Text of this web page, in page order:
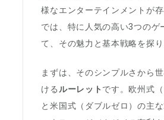
様なエンターテインメントが
では、特に人気の高い3つのゲ
て、その魅力と基本戦略を探り
まずは、そのシンプルさから
けるルーレット です。欧州式
と米国式（ダブルゼロ）の主な